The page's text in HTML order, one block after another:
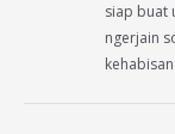
siap buat
ngerjain